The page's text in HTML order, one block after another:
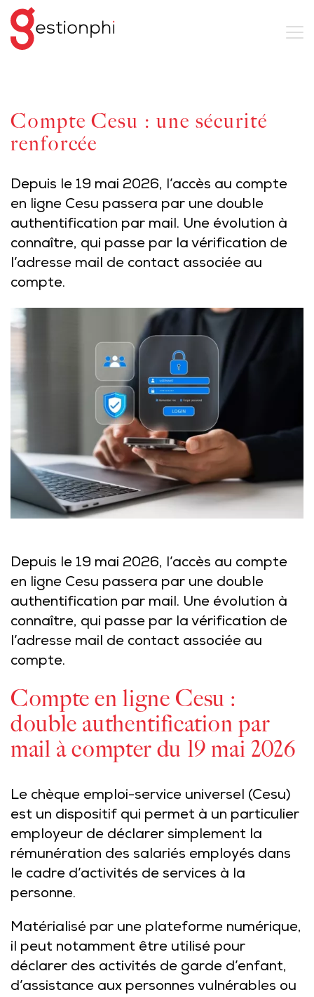
Compte Cesu : une sécurité
renforcée
Depuis le 19 mai 2026, l’accès au compte
en ligne Cesu passera par une double
authentification par mail. Une évolution à
connaître, qui passe par la vérification de
l’adresse mail de contact associée au
compte.
Depuis le 19 mai 2026, l’accès au compte
en ligne Cesu passera par une double
authentification par mail. Une évolution à
connaître, qui passe par la vérification de
l’adresse mail de contact associée au
compte.
Compte en ligne Cesu :
double authentification par
mail à compter du 19 mai 2026
Le chèque emploi-service universel (Cesu)
est un dispositif qui permet à un particulier
employeur de déclarer simplement la
rémunération des salariés employés dans
le cadre d’activités de services à la
personne.
Matérialisé par une plateforme numérique,
il peut notamment être utilisé pour
déclarer des activités de garde d’enfant,
d’assistance aux personnes vulnérables ou